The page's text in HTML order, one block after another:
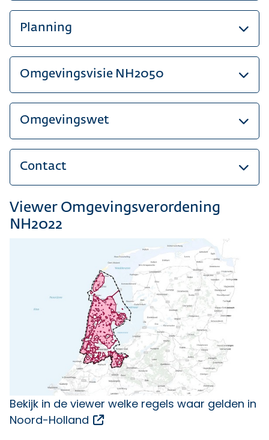
Planning
Omgevingsvisie NH2050
Omgevingswet
Contact
Viewer Omgevingsverordening
NH2022
Bekijk in de viewer welke regels waar gelden in
Noord-Holland